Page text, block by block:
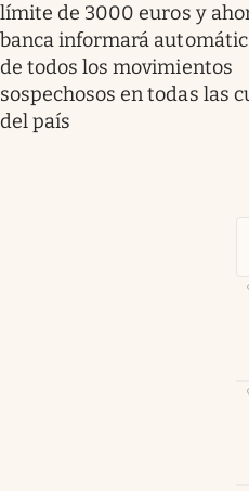
límite de 3000 euros y
banca informará
de todos los movimientos
sospechosos en todas las
del país